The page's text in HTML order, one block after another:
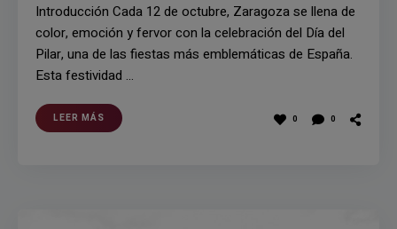
Introducción Cada 12 de octubre, Zaragoza se llena de
color, emoción y fervor con la celebración del Día del
Pilar, una de las fiestas más emblemáticas de España.
Esta festividad …
LEER MÁS 0 0